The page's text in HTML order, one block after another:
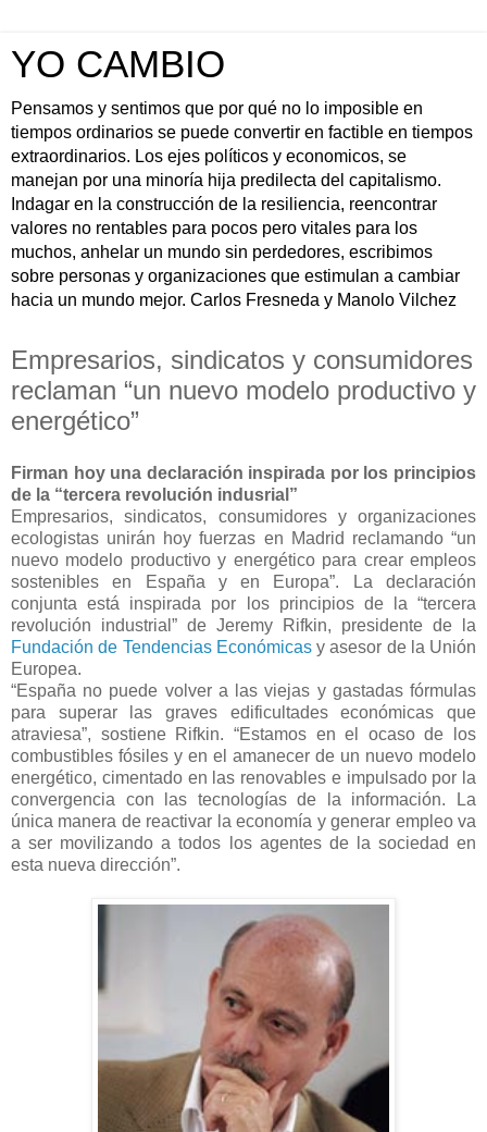
YO CAMBIO
Pensamos y sentimos que por qué no lo imposible en
tiempos ordinarios se puede convertir en factible en tiempos
extraordinarios. Los ejes políticos y economicos, se
manejan por una minoría hija predilecta del capitalismo.
Indagar en la construcción de la resiliencia, reencontrar
valores no rentables para pocos pero vitales para los
muchos, anhelar un mundo sin perdedores, escribimos
sobre personas y organizaciones que estimulan a cambiar
hacia un mundo mejor. Carlos Fresneda y Manolo Vilchez
Empresarios, sindicatos y consumidores
reclaman “un nuevo modelo productivo y
energético”
Firman hoy una declaración inspirada por los principios
de la “tercera revolución indusrial”
Empresarios, sindicatos, consumidores y organizaciones
ecologistas unirán hoy fuerzas en Madrid reclamando “un
nuevo modelo productivo y energético para crear empleos
sostenibles en España y en Europa”. La declaración
conjunta está inspirada por los principios de la “tercera
revolución industrial” de Jeremy Rifkin, presidente de la
Fundación de Tendencias Económicasy asesor de la Unión
Europea.
“España no puede volver a las viejas y gastadas fórmulas
para superar las graves edificultades económicas que
atraviesa”, sostiene Rifkin. “Estamos en el ocaso de los
combustibles fósiles y en el amanecer de un nuevo modelo
energético, cimentado en las renovables e impulsado por la
convergencia con las tecnologías de la información. La
única manera de reactivar la economía y generar empleo va
a ser movilizando a todos los agentes de la sociedad en
esta nueva dirección”.